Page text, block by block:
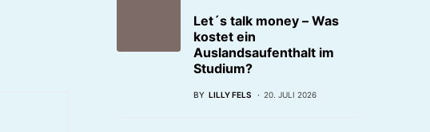
Let´s talk money – Was
kostet ein
Auslandsaufenthalt im
Studium?
BY LILLY FELS 20. JULI 2026